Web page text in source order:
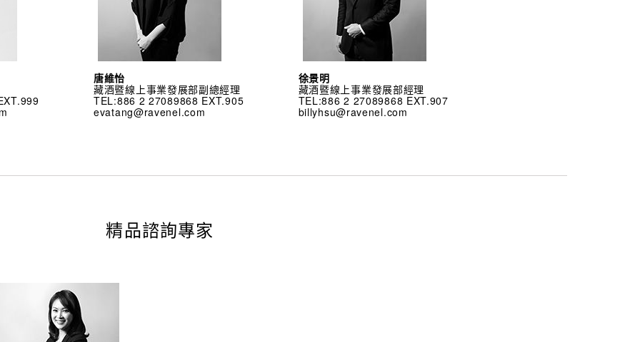
唐維怡
藏酒暨線上事業發展部副總經理
TEL:886 2 27089868 EXT.905
evatang@ravenel.com
徐景明
藏酒暨線上事業發展部經理
TEL:886 2 27089868 EXT.907
billyhsu@ravenel.com
精品諮詢專家